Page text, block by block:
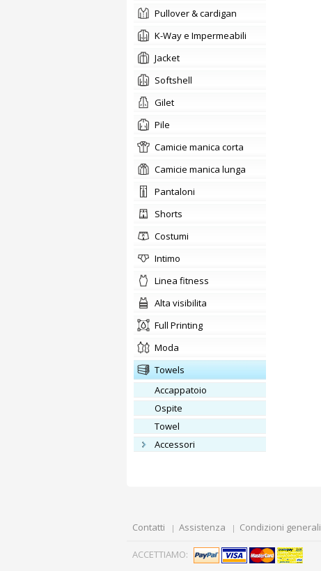
pullover & cardigan
K-Way e Impermeabili
jacket
softshell
gilet
pile
camicie manica corta
camicie manica lunga
pantaloni
shorts
costumi
intimo
linea fitness
alta visibilita
Full Printing
moda
towels
Accappatoio
Ospite
Towel
Accessori
Contatti Assistenza Condizioni generali
ACCETTIAMO: